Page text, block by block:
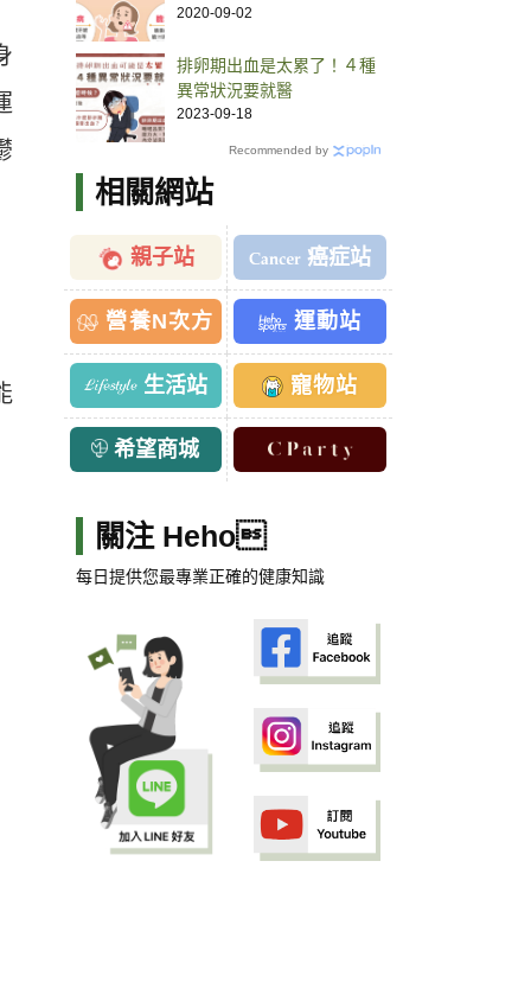
2020-09-02
排卵期出血是太累了！４種
異常狀況要就醫
2023-09-18
Recommended by
相關網站
親子站 癌症站
營養N次方 運動站
生活站 寵物站
希望商城
關注 Heho
每日提供您最專業正確的健康知識